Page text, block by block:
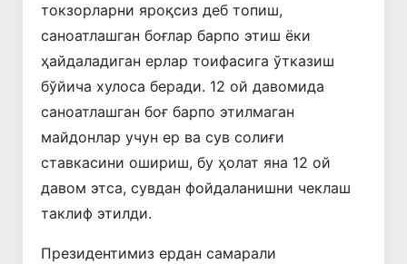
токзорларни яроқсиз деб топиш,
саноатлашган боғлар барпо этиш ёки
ҳайдаладиган ерлар тоифасига ўтказиш
бўйича хулоса беради. 12 ой давомида
саноатлашган боғ барпо этилмаган
майдонлар учун ер ва сув солиғи
ставкасини ошириш, бу ҳолат яна 12 ой
давом этса, сувдан фойдаланишни чеклаш
таклиф этилди.
Президентимиз ердан самарали